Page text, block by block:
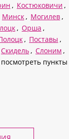
, Костюковичи ,
Минск, Могилев,
, Орша ,
, Поставы ,
Скидель, Слоним ,
пункты